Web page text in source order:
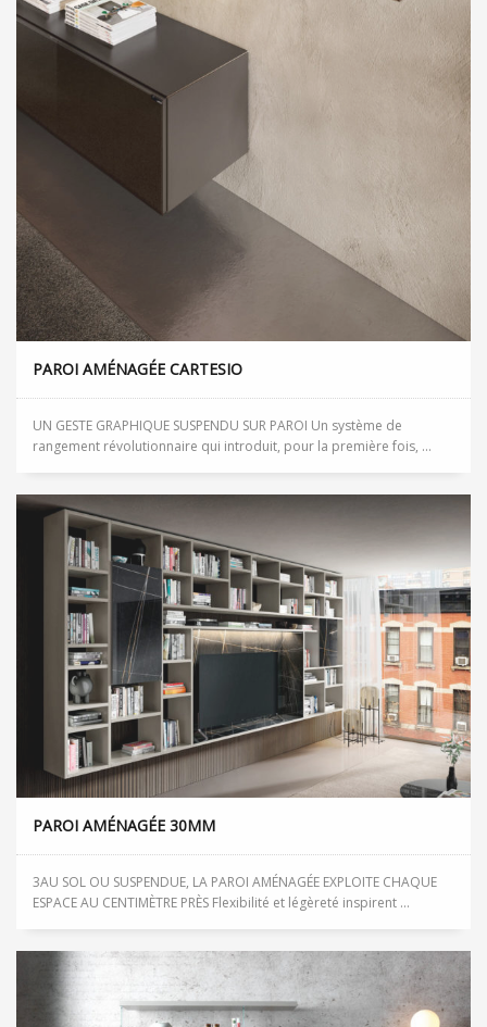
PAROI AMÉNAGÉE CARTESIO
UN GESTE GRAPHIQUE SUSPENDU SUR PAROI Un système de
rangement révolutionnaire qui introduit, pour la première fois, ...
PAROI AMÉNAGÉE 30MM
3AU SOL OU SUSPENDUE, LA PAROI AMÉNAGÉE EXPLOITE CHAQUE
ESPACE AU CENTIMÈTRE PRÈS Flexibilité et légèreté inspirent ...